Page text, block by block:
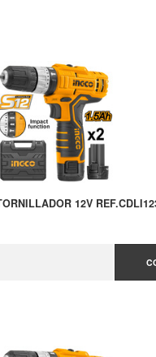
12V